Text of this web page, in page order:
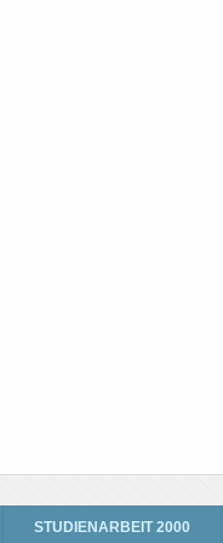
STUDIENARBEIT 2000